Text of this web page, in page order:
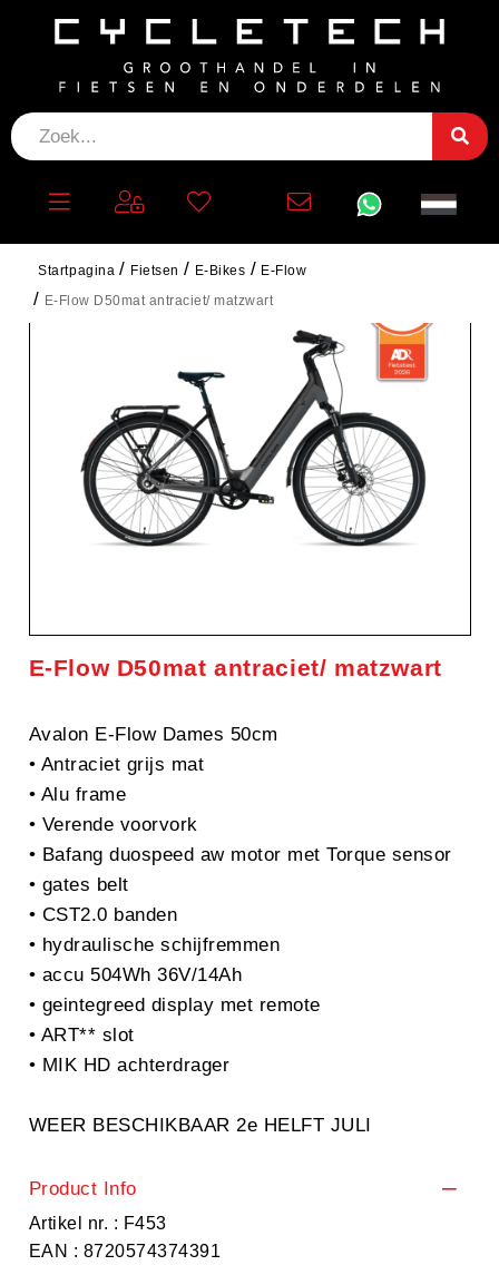
Startpagina Fietsen E-Bikes
E-Flow
E-Flow D50mat antraciet/ matzwart
E-Flow D50mat antraciet/ matzwart
Avalon E-Flow Dames 50cm
• Antraciet grijs mat
• Alu frame
• Verende voorvork
• Bafang duospeed aw motor met Torque sensor
• gates belt
• CST2.0 banden
• hydraulische schijfremmen
• accu 504Wh 36V/14Ah
• geintegreed display met remote
• ART** slot
• MIK HD achterdrager
WEER BESCHIKBAAR 2e HELFT JULI
Product Info
Artikel nr. : F453
EAN : 8720574374391